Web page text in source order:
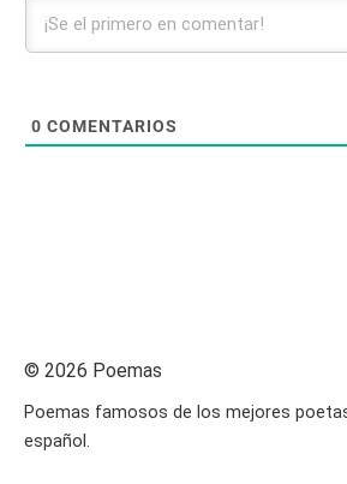
0 COMENTARIOS
© 2026 Poemas
Poemas famosos de los mejores
español.